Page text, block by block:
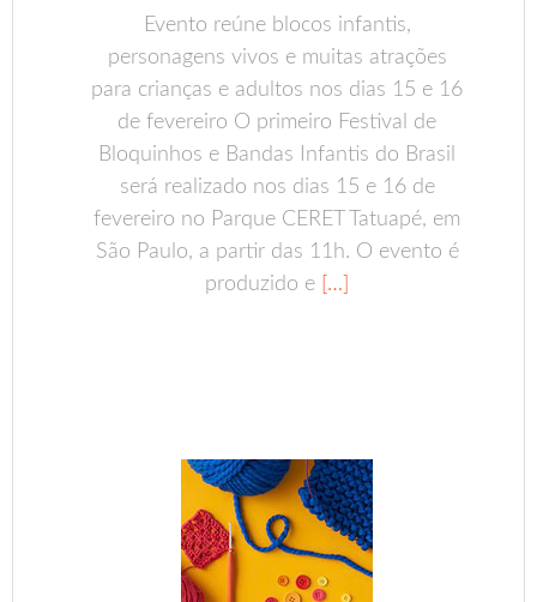
Evento reúne blocos infantis,
personagens vivos e muitas atrações
para crianças e adultos nos dias 15 e 16
de fevereiro O primeiro Festival de
Bloquinhos e Bandas Infantis do Brasil
será realizado nos dias 15 e 16 de
fevereiro no Parque CERET Tatuapé, em
São Paulo, a partir das 11h. O evento é
produzido e […]